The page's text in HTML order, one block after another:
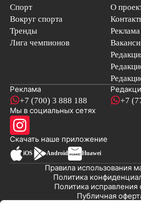
Спорт
Вокруг спорта
Тренды
Лига чемпионов
О
Реклама
Реклама
+7 (700) 3 888 188 +7
Мы в социальных сетях
Скачать наше приложениеновостей
iOS Android Huawei
Публичная
Политика исправления
Политика
Правила использования